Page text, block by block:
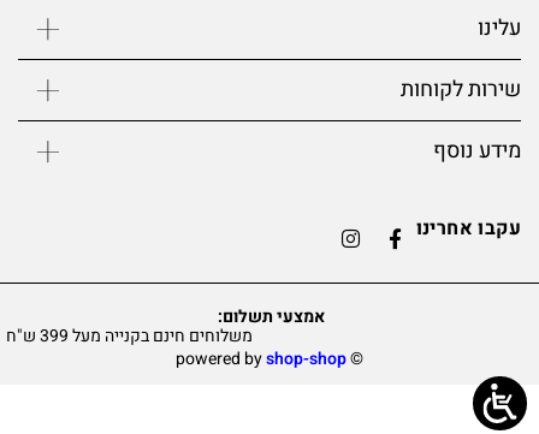
עלינו
שירות לקוחות
מידע נוסף
עקבו אחרינו
©️ powered by
shop-shop
משלוחים חינם בקנייה מעל 399 ש"ח
אמצעי תשלום: